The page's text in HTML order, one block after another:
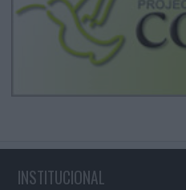
INSTITUCIONAL